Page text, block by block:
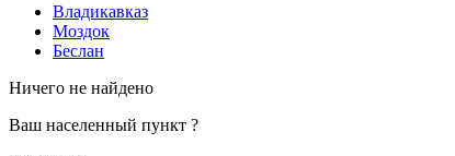
Владикавказ
Моздок
Беслан
Ничего не найдено
Ваш населенный пункт ?